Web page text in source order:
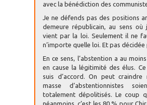
avec la bénédiction des
Je ne défends pas des positions
demeure républicain, au sens
vient par la loi. Seulement il ne
n’importe quelle loi. Et pas décidée
En ce sens, l’abstention a au
en cause la légitimité des élus. Ce
suis d’accord. On peut craindre
masse d’abstentionnistes
totalement dépolitisés. Le coup
néanmoins, c’est les 80 % pour